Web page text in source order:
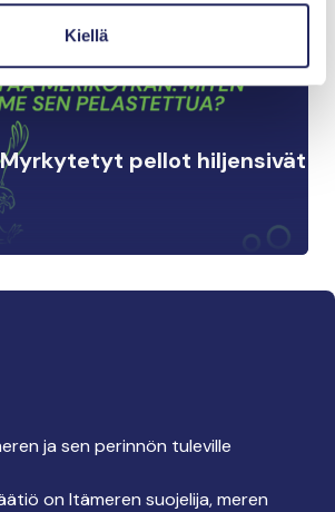
Kiellä
pellot hiljensivät
ja sen perinnön tuleville
on Itämeren suojelija, meren